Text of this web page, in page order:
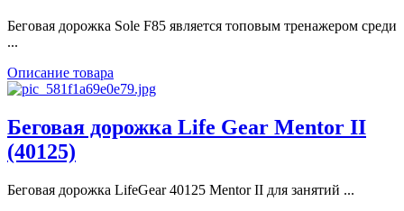
Беговая дорожка Sole F85 является топовым тренажером среди
...
Описание товара
Беговая дорожка Life Gear Mentor II
(40125)
Беговая дорожка LifeGear 40125 Mentor II для занятий ...